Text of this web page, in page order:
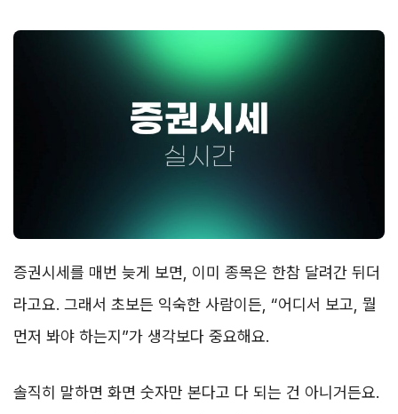
증권시세를 매번 늦게 보면, 이미 종목은 한참 달려간 뒤더
라고요. 그래서 초보든 익숙한 사람이든, “어디서 보고, 뭘
먼저 봐야 하는지”가 생각보다 중요해요.
솔직히 말하면 화면 숫자만 본다고 다 되는 건 아니거든요.